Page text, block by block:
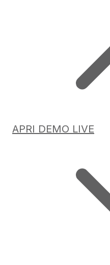
APRI DEMO LIVE